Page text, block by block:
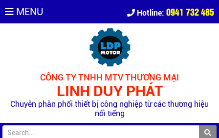
MENU Hotline: 0941 732 485
CÔNG TY TNHH MTV THƯƠNG MẠI
LINH DUY PHÁT
Chuyên phân phối thiết bị công nghiệp từ các thương hiệu
nổi tiếng